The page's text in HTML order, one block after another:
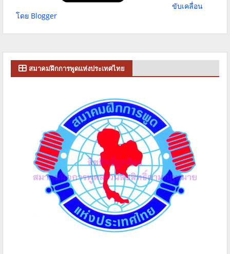
ขับเคลื่อน
โดย Blogger
สมาคมฝึกการพูดแห่งประเทศไทย